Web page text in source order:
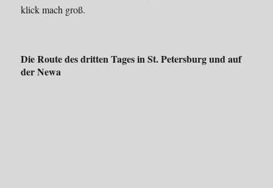
klick mach groß.
Die Route des dritten Tages in St. Petersburg und auf
der Newa